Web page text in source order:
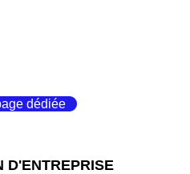
dédiée
D'ENTREPRISE